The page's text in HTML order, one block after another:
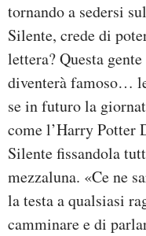
tornando a sedersi
Silente, crede di
lettera? Questa
diventerà famoso…
se in futuro la
come l’Harry Potter
Silente fissandola
mezzaluna. «Ce ne
la testa a qualsiasi
camminare e di